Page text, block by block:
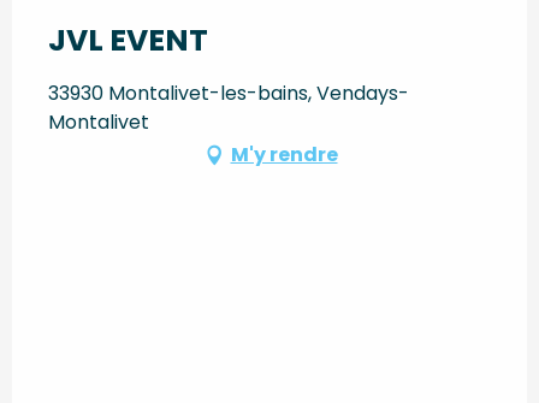
JVL EVENT
33930 Montalivet-les-bains, Vendays-
Montalivet
M'y rendre